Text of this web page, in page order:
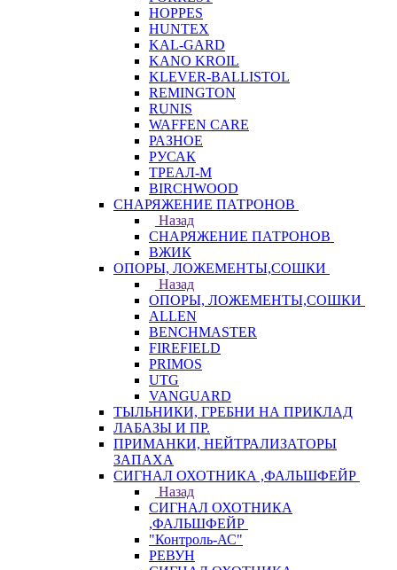
HOPPES
HUNTEX
KAL-GARD
KANO KROIL
KLEVER-BALLISTOL
REMINGTON
RUNIS
WAFFEN CARE
РАЗНОЕ
РУСАК
ТРЕАЛ-М
BIRCHWOOD
СНАРЯЖЕНИЕ ПАТРОНОВ
Назад
СНАРЯЖЕНИЕ ПАТРОНОВ
ВЖИК
ОПОРЫ, ЛОЖЕМЕНТЫ,СОШКИ
Назад
ОПОРЫ, ЛОЖЕМЕНТЫ,СОШКИ
ALLEN
BENCHMASTER
FIREFIELD
PRIMOS
UTG
VANGUARD
ТЫЛЬНИКИ, ГРЕБНИ НА ПРИКЛАД
ЛАБАЗЫ И ПР.
ПРИМАНКИ, НЕЙТРАЛИЗАТОРЫ
ЗАПАХА
СИГНАЛ ОХОТНИКА ,ФАЛЬШФЕЙР
Назад
СИГНАЛ ОХОТНИКА
,ФАЛЬШФЕЙР
"Контроль-АС"
РЕВУН